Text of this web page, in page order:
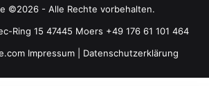
©2026 - Alle Rechte vorbehalten.
Ring 15 47445 Moers +49 176 61 101 464
Impressum Datenschutzerklärung